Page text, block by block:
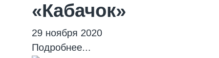
«Кабачок»
29 ноября 2020
Подробнее...